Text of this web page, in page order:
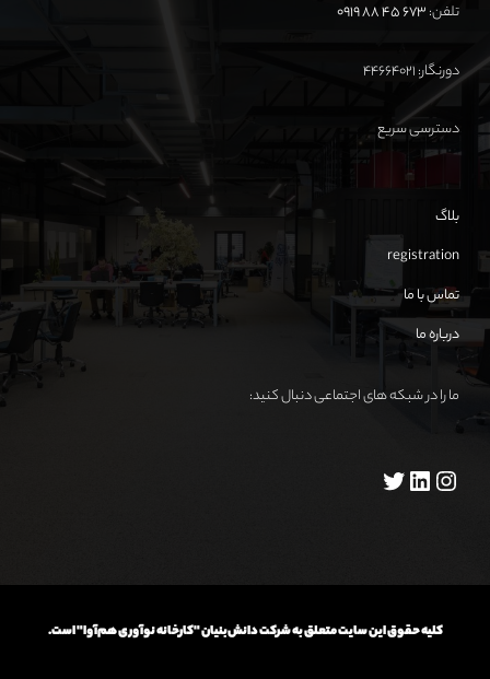
تلفن:673 45 88 0919
دورنگار: ۴۴۶۶۴۰۲۱
دسترسی سریع
بلاگ
registration
تماس با ما
درباره ما
ما را در شبکه های اجتماعی دنبال کنید:
کلیه حقوق این سایت متعلق به شرکت دانش‌بنیان "کارخانه نوآوری هم‌آوا" است.